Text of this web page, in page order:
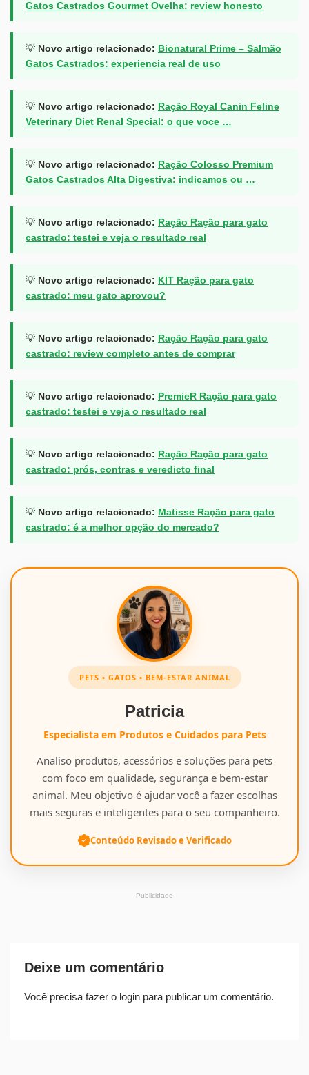
Gatos Castrados Gourmet Ovelha: review honesto
💡 Novo artigo relacionado: Bionatural Prime – Salmão
Gatos Castrados: experiencia real de uso
💡 Novo artigo relacionado: Ração Royal Canin Feline
Veterinary Diet Renal Special: o que voce …
💡 Novo artigo relacionado: Ração Colosso Premium
Gatos Castrados Alta Digestiva: indicamos ou …
💡 Novo artigo relacionado: Ração Ração para gato
castrado: testei e veja o resultado real
💡 Novo artigo relacionado: KIT Ração para gato
castrado: meu gato aprovou?
💡 Novo artigo relacionado: Ração Ração para gato
castrado: review completo antes de comprar
💡 Novo artigo relacionado: PremieR Ração para gato
castrado: testei e veja o resultado real
💡 Novo artigo relacionado: Ração Ração para gato
castrado: prós, contras e veredicto final
💡 Novo artigo relacionado: Matisse Ração para gato
castrado: é a melhor opção do mercado?
PETS • GATOS • BEM-ESTAR ANIMAL
Patricia
Especialista em Produtos e Cuidados para Pets
Analiso produtos, acessórios e soluções para pets
com foco em qualidade, segurança e bem-estar
animal. Meu objetivo é ajudar você a fazer escolhas
mais seguras e inteligentes para o seu companheiro.
Conteúdo Revisado e Verificado
Publicidade
Deixe um comentário
Você precisa fazer o login para publicar um comentário.